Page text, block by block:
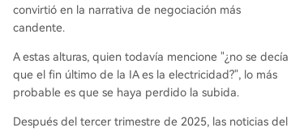
convirtió en la narrativa de negociación más
candente.
A estas alturas, quien todavía mencione "¿no se decía
que el fin último de la IA es la electricidad?", lo más
probable es que se haya perdido la subida.
Después del tercer trimestre de 2025, las noticias del